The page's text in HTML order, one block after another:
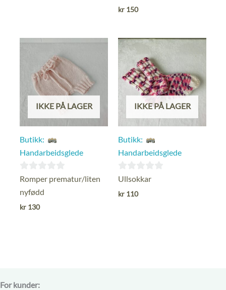
av
kr 150
IKKE PÅ LAGER
Butikk:
Handarbeidsglede
0
ut
av
Romper prematur/liten
nyfødd
kr 130
IKKE PÅ LAGER
Butikk:
Handarbeidsglede
0
ut
Ullsokkar
kr 110
For kunder: